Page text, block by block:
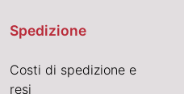
Spedizione
Costi di spedizione e
resi